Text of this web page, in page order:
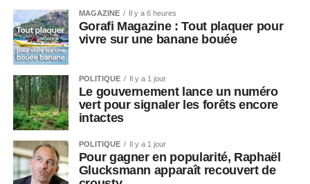
MAGAZINE Il y a 6 heures
Gorafi Magazine : Tout plaquer pour
vivre sur une banane bouée
POLITIQUE Il y a 1 jour
Le gouvernement lance un numéro
vert pour signaler les forêts encore
intactes
POLITIQUE Il y a 1 jour
Pour gagner en popularité, Raphaël
Glucksmann apparaît recouvert de